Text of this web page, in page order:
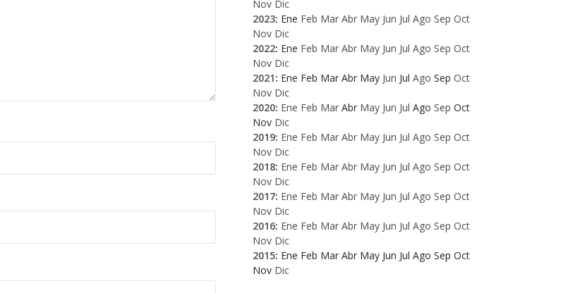
Nov Dic
2023: Ene Feb Mar Abr May Jun Jul Ago Sep Oct
Nov Dic
2022: Ene Feb Mar Abr May Jun Jul Ago Sep Oct
Nov Dic
2021: Ene Feb Mar Abr May Jun Jul Ago Sep Oct
Nov Dic
2020: Ene Feb Mar Abr May Jun Jul Ago Sep Oct
Nov Dic
2019: Ene Feb Mar Abr May Jun Jul Ago Sep Oct
Nov Dic
2018: Ene Feb Mar Abr May Jun Jul Ago Sep Oct
Nov Dic
2017: Ene Feb Mar Abr May Jun Jul Ago Sep Oct
Nov Dic
2016: Ene Feb Mar Abr May Jun Jul Ago Sep Oct
Nov Dic
2015: Ene Feb Mar Abr May Jun Jul Ago Sep Oct
Nov Dic